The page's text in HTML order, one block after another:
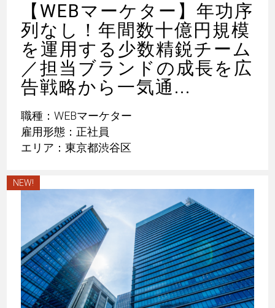
【WEBマーケター】年功序
列なし！年間数十億円規模
を運用する少数精鋭チーム
／担当ブランドの成長を広
告戦略から一気通...
職種：WEBマーケター
雇用形態：正社員
エリア：東京都渋谷区
NEW!